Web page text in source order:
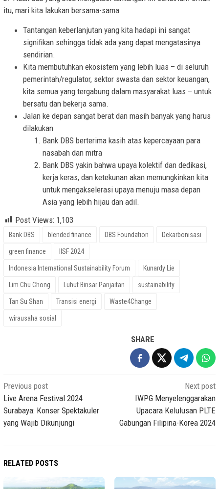
itu, mari kita lakukan bersama-sama
Tantangan keberlanjutan yang kita hadapi ini sangat
signifikan sehingga tidak ada yang dapat mengatasinya
sendirian.
Kita membutuhkan ekosistem yang lebih luas – di seluruh
pemerintah/regulator, sektor swasta dan sektor keuangan,
kita semua yang tergabung dalam masyarakat luas – untuk
bersatu dan bekerja sama.
Jalan ke depan sangat berat dan masih banyak yang harus
dilakukan
Bank DBS berterima kasih atas kepercayaan para
nasabah dan mitra
Bank DBS yakin bahwa upaya kolektif dan dedikasi,
kerja keras, dan ketekunan akan memungkinkan kita
untuk mengakselerasi upaya menuju masa depan
Asia yang lebih hijau dan adil.
Post Views: 1,103
Bank DBS blended finance DBS Foundation Dekarbonisasi
green finance IISF 2024
Indonesia International Sustainability Forum Kunardy Lie
Lim Chu Chong Luhut Binsar Panjaitan sustainability
Tan Su Shan Transisi energi Waste4Change
wirausaha sosial
SHARE
Post
navigation
Previous post
Live Arena Festival 2024
Surabaya: Konser Spektakuler
yang Wajib Dikunjungi
Next post
IWPG Menyelenggarakan
Upacara Kelulusan PLTE
Gabungan Filipina-Korea 2024
RELATED POSTS